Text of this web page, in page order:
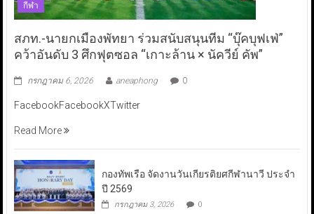
กีฬา
สภท.-นายกเมืองพัทยา ร่วมสนับสนุนทีม “บุ๊คบุฟเฟ่”
คว้าอันดับ 3 ศึกฟุตซอล “เกาะล้าน × นัควีย์ คัพ”
กรกฎาคม 6, 2026 aneaphong 0
FacebookFacebookXTwitter
Read More
กองทัพเรือ จัดงานวันเกียรติยศกีฬานาวี ประจำ
ปี 2569
กรกฎาคม 3, 2026 0